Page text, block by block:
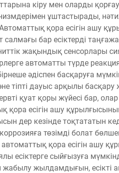
кіру мен оларды қорғау
ұштастырады,
қора есігін ашу
бар есіктерді
жақындық сенсорлары
автоматты түрде
әдіспен басқаруға
дауыс арқылы басқару
қуат қоры жүйесі бар,
қора есігін ашу
дер кезінде тоқтататын
төзімді болат
қора есігін ашу
есіктерге сыйғызуға
жылдамдығын, есікті